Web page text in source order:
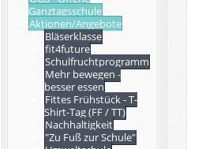
Ganztagsschule
Aktionen/Angebote
Bläserklasse
fit4future
Schulfruchtprogramm
Mehr bewegen -
besser essen
Fittes Frühstück - T-
Shirt-Tag (FF / TT)
Nachhaltigkeit
"Zu Fuß zur Schule"